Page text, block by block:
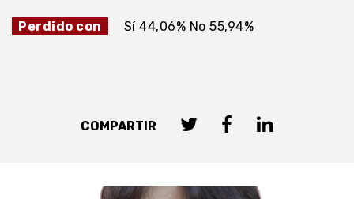
Perdido con Sí 44,06% No 55,94%
COMPARTIR